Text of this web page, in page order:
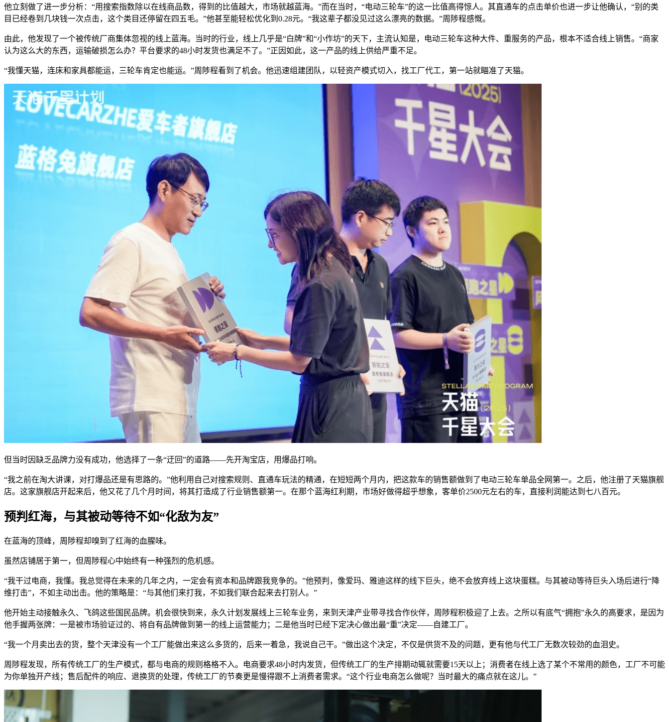
他立刻做了进一步分析：“用搜索指数除以在线商品数，得到的比值越大，市场就越蓝海。”而在当时，“电动三轮车”的这一比值高得惊人。其直通车的点击单价也进一步让他确认，“别的类
目已经卷到几块钱一次点击，这个类目还停留在四五毛。”他甚至能轻松优化到0.28元。“我这辈子都没见过这么漂亮的数据。”周陟程感慨。
由此，他发现了一个被传统厂商集体忽视的线上蓝海。当时的行业，线上几乎是“白牌”和“小作坊”的天下，主流认知是，电动三轮车这种大件、重服务的产品，根本不适合线上销售。“商家
认为这么大的东西，运输破损怎么办？平台要求的48小时发货也满足不了。”正因如此，这一产品的线上供给严重不足。
“我懂天猫，连床和家具都能运，三轮车肯定也能运。”周陟程看到了机会。他迅速组建团队，以轻资产模式切入，找工厂代工，第一站就瞄准了天猫。
但当时因缺乏品牌力没有成功，他选择了一条“迂回”的道路——先开淘宝店，用爆品打响。
“我之前在淘大讲课，对打爆品还是有思路的。”他利用自己对搜索规则、直通车玩法的精通，在短短两个月内，把这款车的销售额做到了电动三轮车单品全网第一。之后，他注册了天猫旗舰
店。这家旗舰店开起来后，他又花了几个月时间，将其打造成了行业销售额第一。在那个蓝海红利期，市场好做得超乎想象，客单价2500元左右的车，直接利润能达到七八百元。
预判红海，与其被动等待不如“化敌为友”
在蓝海的顶峰，周陟程却嗅到了红海的血腥味。
虽然店铺居于第一，但周陟程心中始终有一种强烈的危机感。
“我干过电商，我懂。我总觉得在未来的几年之内，一定会有资本和品牌跟我竞争的。”他预判，像爱玛、雅迪这样的线下巨头，绝不会放弃线上这块蛋糕。与其被动等待巨头入场后进行“降
维打击”，不如主动出击。他的策略是：“与其他们来打我，不如我们联合起来去打别人。”
他开始主动接触永久、飞鸽这些国民品牌。机会很快到来，永久计划发展线上三轮车业务，来到天津产业带寻找合作伙伴，周陟程积极迎了上去。之所以有底气“拥抱”永久的高要求，是因为
他手握两张牌：一是被市场验证过的、将自有品牌做到第一的线上运营能力；二是他当时已经下定决心做出最“重”决定——自建工厂。
“我一个月卖出去的货，整个天津没有一个工厂能做出来这么多货的，后来一着急，我说自己干。”做出这个决定，不仅是供货不及的问题，更有他与代工厂无数次较劲的血泪史。
周陟程发现，所有传统工厂的生产模式，都与电商的规则格格不入。电商要求48小时内发货，但传统工厂的生产排期动辄就需要15天以上；消费者在线上选了某个不常用的颜色，工厂不可能
为你单独开产线；售后配件的响应、退换货的处理，传统工厂的节奏更是慢得跟不上消费者需求。“这个行业电商怎么做呢？当时最大的痛点就在这儿。”